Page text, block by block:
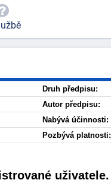
Druh předpisu:
Autor předpisu:
Nabývá účinnosti:
Pozbývá platnosti:
uživatele.